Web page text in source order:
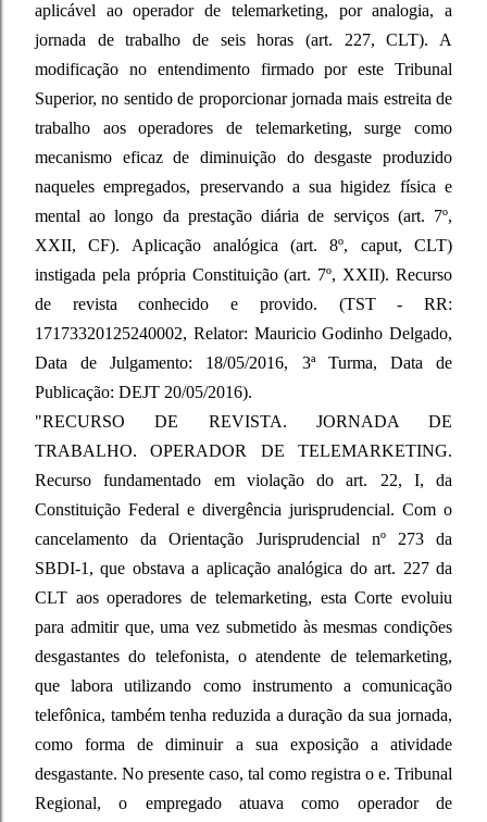
aplicável ao operador de telemarketing, por analogia, a
jornada de trabalho de seis horas (art. 227, CLT). A
modificação no entendimento firmado por este Tribunal
Superior, no sentido de proporcionar jornada mais estreita de
trabalho aos operadores de telemarketing, surge como
mecanismo eficaz de diminuição do desgaste produzido
naqueles empregados, preservando a sua higidez física e
mental ao longo da prestação diária de serviços (art. 7º,
XXII, CF). Aplicação analógica (art. 8º, caput, CLT)
instigada pela própria Constituição (art. 7º, XXII). Recurso
de revista conhecido e provido. (TST - RR:
17173320125240002, Relator: Mauricio Godinho Delgado,
Data de Julgamento: 18/05/2016, 3ª Turma, Data de
Publicação: DEJT 20/05/2016).
"RECURSO DE REVISTA. JORNADA DE
TRABALHO. OPERADOR DE TELEMARKETING.
Recurso fundamentado em violação do art. 22, I, da
Constituição Federal e divergência jurisprudencial. Com o
cancelamento da Orientação Jurisprudencial nº 273 da
SBDI-1, que obstava a aplicação analógica do art. 227 da
CLT aos operadores de telemarketing, esta Corte evoluiu
para admitir que, uma vez submetido às mesmas condições
desgastantes do telefonista, o atendente de telemarketing,
que labora utilizando como instrumento a comunicação
telefônica, também tenha reduzida a duração da sua jornada,
como forma de diminuir a sua exposição a atividade
desgastante. No presente caso, tal como registra o e. Tribunal
Regional, o empregado atuava como operador de